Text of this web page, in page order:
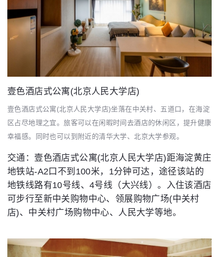
壹色酒店式公寓(北京人民大学店)
壹色酒店式公寓(北京人民大学店)坐落在中关村、五道口，在海淀
区占尽地理之宜。旅客可以在闲暇时间去酒店的休闲区，提升健康
幸福感。同时也可以到附近的清华大学、北京大学参观。
交通：壹色酒店式公寓(北京人民大学店)距海淀黄庄
地铁站-A2口不到100米，1分钟可达，途径该站的
地铁线路有10号线、4号线（大兴线）。入住该酒店
可步行至新中关购物中心、领展购物广场(中关村
店)、中关村广场购物中心、人民大学等地。